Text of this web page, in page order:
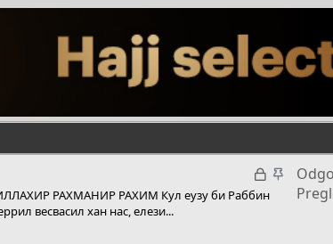
Z
a
Z
РАХМАНИР РАХИМ Кул еузу би Раббин
весвасил хан нас, елези...